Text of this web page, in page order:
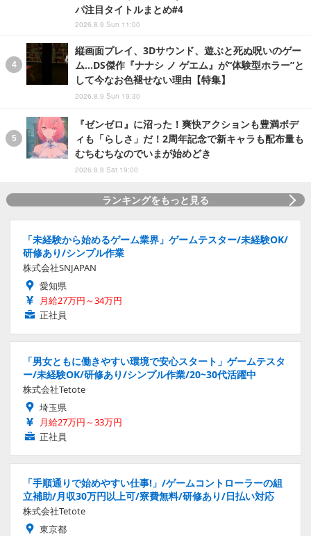
パ注目タイトルまとめ#4
2026.8.9 Sun 11:00
縦画面プレイ、3Dサウンド、遊ぶと死ぬ呪いのゲー
ム…DS傑作『ナナシ ノ ゲエム』が“体験型ホラー”と
して今なお色褪せない理由【特集】
2026.8.9 Sun 19:30
『ゼンゼロ』に沼った！爽快アクションも豊満ボデ
ィも「らしさ」だ！2周年記念で新キャラも配布量も
むちむちなのでいまが始めどき
2026.8.8 Sat 19:00
ランキングをもっと見る
「未経験から始めるゲーム業界」ゲームテスター/未経験OK/
研修あり/シンプル作業
株式会社SNJAPAN
愛知県
月給27万円～34万円
正社員
「男女ともに働きやすい環境で安心スタート」ゲームテスタ
ー/未経験OK/研修あり/シンプル作業/20~30代活躍中
株式会社Tetote
埼玉県
月給27万円～33万円
正社員
「手順通りで始めやすい仕事!」/ゲームコントローラーの組
立補助/月収30万円以上可/寮費無料/研修あり/日払い対応
株式会社Tetote
東京都